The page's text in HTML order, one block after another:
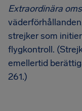
Extraordinära
strejker som
flygkontroll.
emellertid
261.)